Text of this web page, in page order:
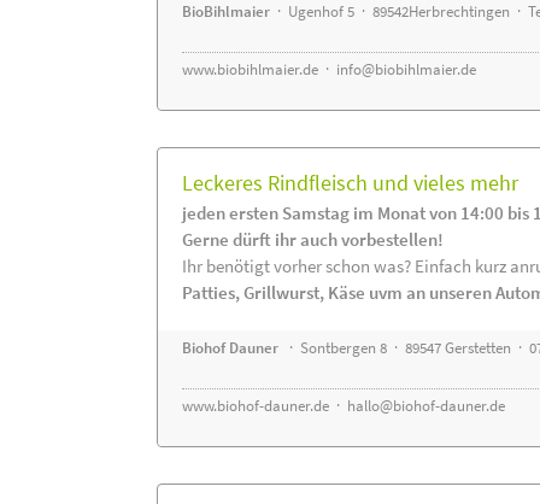
BioBihlmaier · Ugenhof 5 · 89542Herbrechtingen ·
www.biobihlmaier.de · info@biobihlmaier.de
Leckeres Rindfleisch und vieles mehr
jeden ersten Samstag im Monat von 14:00 bis
Gerne dürft ihr auch vorbestellen!
Ihr benötigt vorher schon was? Einfach kurz
Patties, Grillwurst, Käse uvm an unseren
Biohof Dauner · Sontbergen 8 · 89547 Gerstetten ·
www.biohof-dauner.de · hallo@biohof-dauner.de